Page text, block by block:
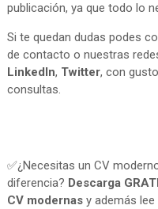
publicación, ya que todo lo
Si te quedan dudas podes
de contacto o nuestras
LinkedIn, Twitter, con
consultas.
✅¿Necesitas un CV
diferencia? Descarga
CV modernasy además